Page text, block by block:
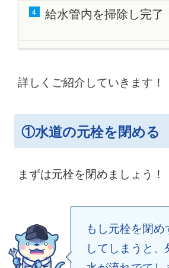
給水管内を掃除し完了
詳しくご紹介していきます！
①水道の元栓を閉める
まずは元栓を閉めましょう！
もし元栓を閉
してしまうと